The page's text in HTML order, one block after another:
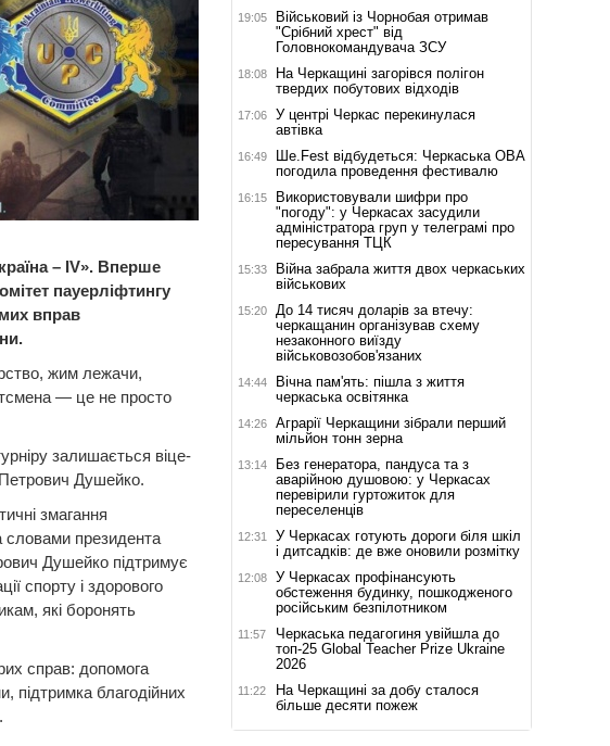
– IV». Вперше
пауерліфтингу
вправ
жим лежачи,
— це не просто
залишається віце-
Петрович Душейко.
змагання
словами президента
Душейко підтримує
спорту і здорового
які боронять
справ: допомога
підтримка благодійних
19:05
Військовий із Чорнобая отримав
"Срібний хрест" від
Головнокомандувача ЗСУ
18:08
На Черкащині загорівся полігон
твердих побутових відходів
17:06
У центрі Черкас перекинулася
автівка
16:49
Ше.Fest відбудеться: Черкаська ОВА
погодила проведення фестивалю
16:15
Використовували шифри про
"погоду": у Черкасах засудили
адміністратора груп у телеграмі про
пересування ТЦК
15:33
Війна забрала життя двох черкаських
військових
15:20
До 14 тисяч доларів за втечу:
черкащанин організував схему
незаконного виїзду
військовозобов'язаних
14:44
Вічна пам'ять: пішла з життя
черкаська освітянка
14:26
Аграрії Черкащини зібрали перший
мільйон тонн зерна
13:14
Без генератора, пандуса та з
аварійною душовою: у Черкасах
перевірили гуртожиток для
переселенців
12:31
У Черкасах готують дороги біля шкіл
і дитсадків: де вже оновили розмітку
12:08
У Черкасах профінансують
обстеження будинку, пошкодженого
російським безпілотником
11:57
Черкаська педагогиня увійшла до
топ-25 Global Teacher Prize Ukraine
2026
11:22
На Черкащині за добу сталося
більше десяти пожеж